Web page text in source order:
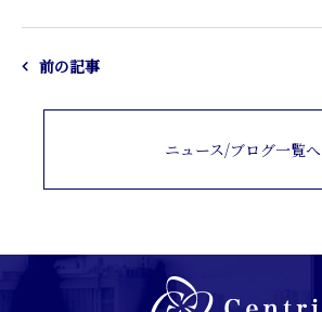
前の記事
ニュース/ブログ一覧へ